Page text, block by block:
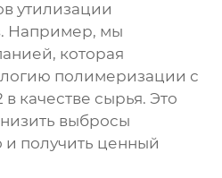
утилизации
Например, мы
которая
полимеризации с
качестве сырья. Это
выбросы
и получить ценный